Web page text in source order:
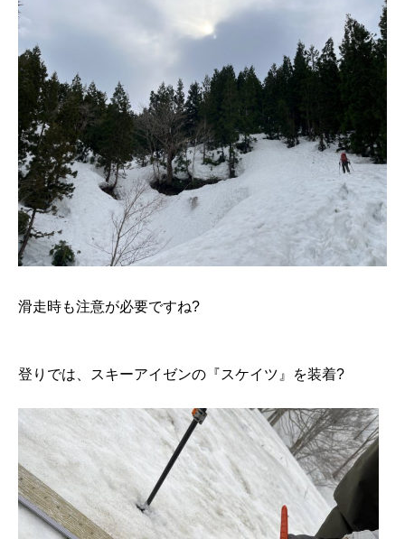
滑走時も注意が必要ですね?
登りでは、スキーアイゼンの『スケイツ』を装着?